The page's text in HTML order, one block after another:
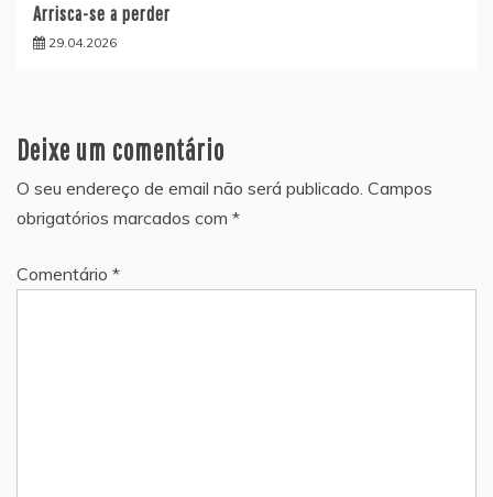
Arrisca-se a perder
29.04.2026
Deixe um comentário
O seu endereço de email não será publicado. Campos
obrigatórios marcados com *
Comentário *